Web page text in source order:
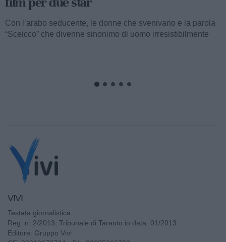
Valentino fu consacrato attore internazionale, come abbiamo
visto, con il film “I quattro cavalieri dell’Apocalisse”. Così
cominciava...
VIVI
Testata giornalistica
Reg. n. 2/2013, Tribunale di Taranto in data: 01/2013
Editore: Gruppo Vivi